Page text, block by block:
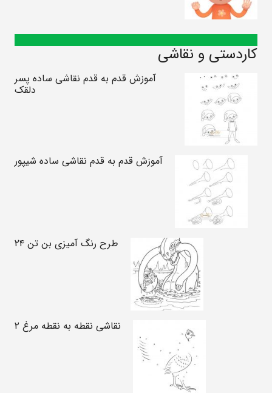
کاردستی و نقاشی
آموزش قدم به قدم نقاشی ساده پسر
دلقک
آموزش قدم به قدم نقاشی ساده شیپور
طرح رنگ آمیزی بن تن ۲۴
نقاشی نقطه به نقطه مرغ ۲